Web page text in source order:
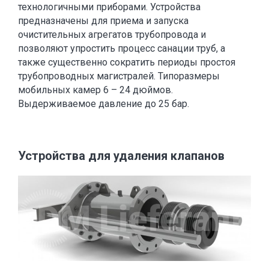
технологичными приборами. Устройства
предназначены для приема и запуска
очистительных агрегатов трубопровода и
позволяют упростить процесс санации труб, а
также существенно сократить периоды простоя
трубопроводных магистралей. Типоразмеры
мобильных камер 6 – 24 дюймов.
Выдерживаемое давление до 25 бар.
Устройства для удаления клапанов